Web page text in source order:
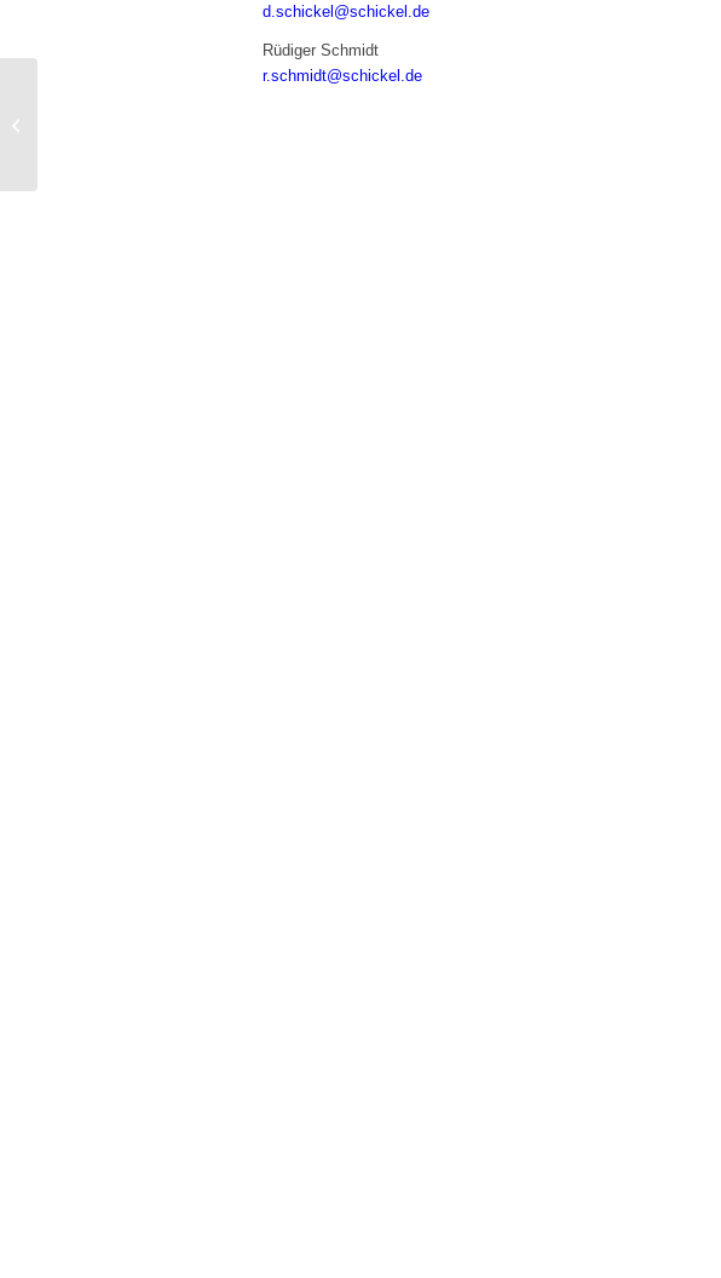
d.schickel@schickel.de
Rüdiger Schmidt
r.schmidt@schickel.de